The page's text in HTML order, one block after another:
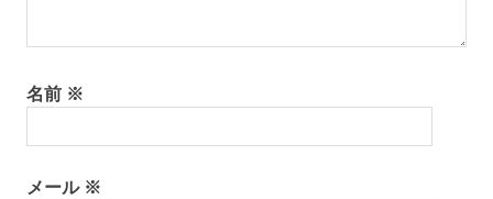
名前 ※
メール ※